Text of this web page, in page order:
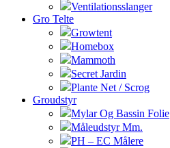
Ventilationsslanger
Gro Telte
Growtent
Homebox
Mammoth
Secret Jardin
Plante Net / Scrog
Groudstyr
Mylar Og Bassin Folie
Måleudstyr Mm.
PH – EC Målere